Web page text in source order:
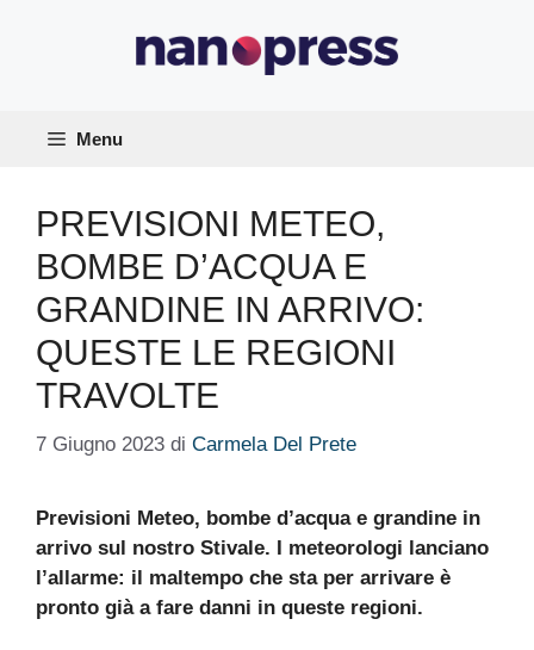
Menu
PREVISIONI METEO,
BOMBE D’ACQUA E
GRANDINE IN ARRIVO:
QUESTE LE REGIONI
TRAVOLTE
7 Giugno 2023 di Carmela Del Prete
Previsioni Meteo, bombe d’acqua e grandine in
arrivo sul nostro Stivale. I meteorologi lanciano
l’allarme: il maltempo che sta per arrivare è
pronto già a fare danni in queste regioni.